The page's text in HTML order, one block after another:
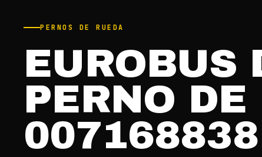
PERNOS DE RUEDA
EUROBUS
PERNO